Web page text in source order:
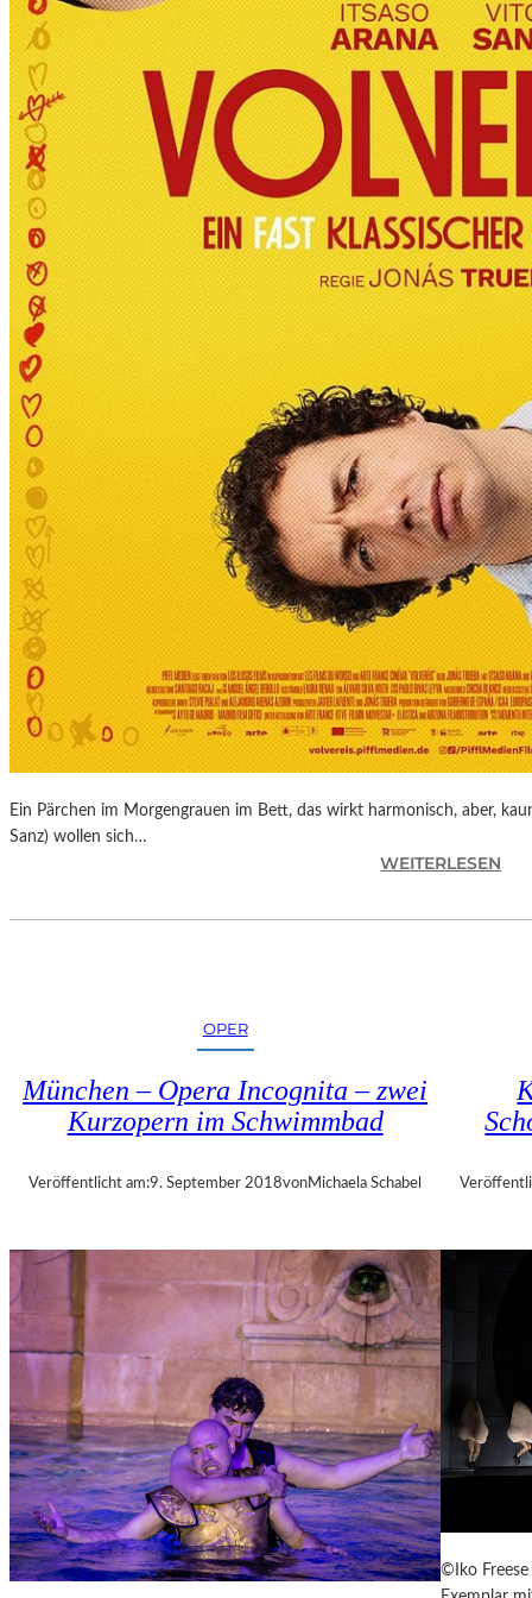
T
D
I
E
6
I
N
T
E
R
O
N
A
L
E
K
U
N
T
M
E
S
S
Ein Pärchen im Morgengrauen im Bett, das wirkt harmonisch, aber,
Sanz) wollen sich…
WEITERLESEN
O
B
–
O
S
–
F
OPER
München – Opera Incognita – zwei
Kurzopern im Schwimmbad
Veröffentlicht am:9. September 2018vonMichaela Schabel
©Iko Freese